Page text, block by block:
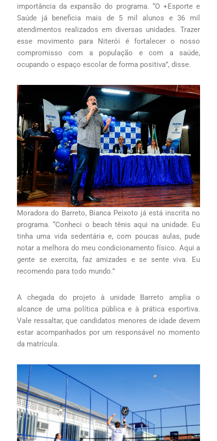
importância da expansão do programa. “O +Esporte e
Saúde já beneficia mais de 5 mil alunos e 36 mil
atendimentos realizados em diversas unidades. Trazer
esse movimento para Niterói é fortalecer o nosso
compromisso com a população e com a saúde,
ocupando o espaço escolar de forma positiva”, disse.
Moradora do Barreto, Bianca Peixoto já está inscrita no
programa. “Conheci o beach tênis aqui na unidade. Eu
tinha uma vida sedentária e, com poucas aulas, pude
notar a melhora do meu condicionamento físico. Aqui a
gente se exercita, faz amizades e se sente viva. Eu
recomendo para todo mundo.”
A chegada do projeto à unidade Barreto amplia o
alcance de uma política pública e à prática esportiva.
Vale ressaltar, que candidatos menores de idade devem
estar acompanhados por um responsável no momento
da matrícula.